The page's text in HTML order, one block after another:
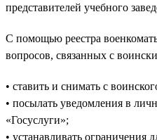
представителей учебного
С помощью реестра
вопросов, связанных с
• ставить и снимать с
• посылать уведомления в
«Госуслуги»;
• устанавливать ограничения